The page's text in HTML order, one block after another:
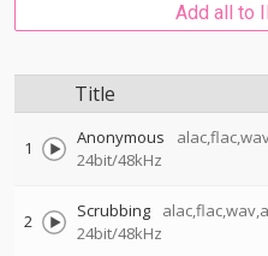
Add all to
Title
1 Anonymous
24bit/48kHz
2 Scrubbing
24bit/48kHz